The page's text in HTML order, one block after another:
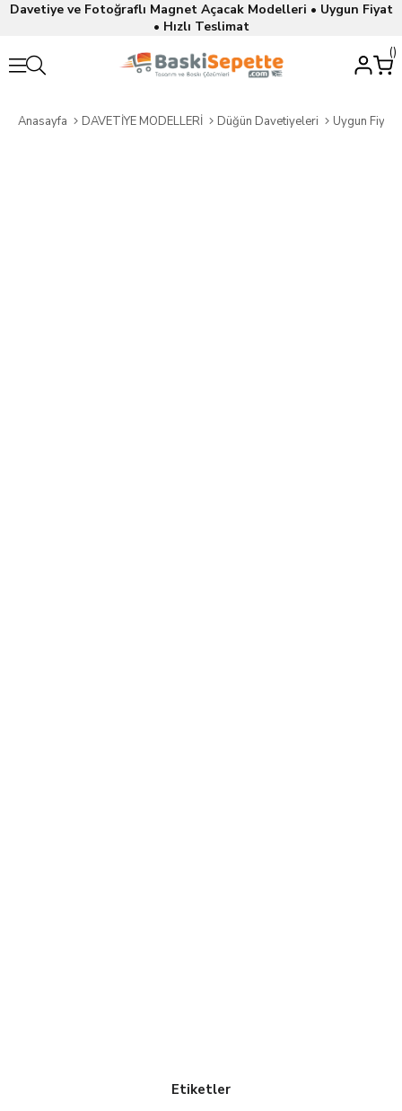
Davetiye ve Fotoğraflı Magnet Açacak Modelleri • Uygun Fiyat
• Hızlı Teslimat
Anasayfa DAVETİYE MODELLERİ Düğün Davetiyeleri Uygun
Etiketler